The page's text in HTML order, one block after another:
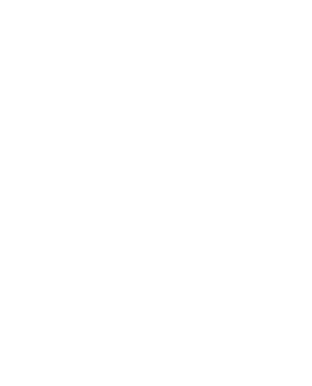
3-
。
するものと